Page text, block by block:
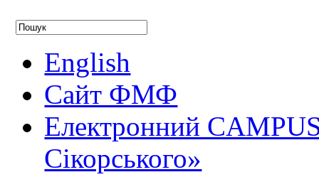
English
Сайт ФМФ
Електронний
Сікорського»